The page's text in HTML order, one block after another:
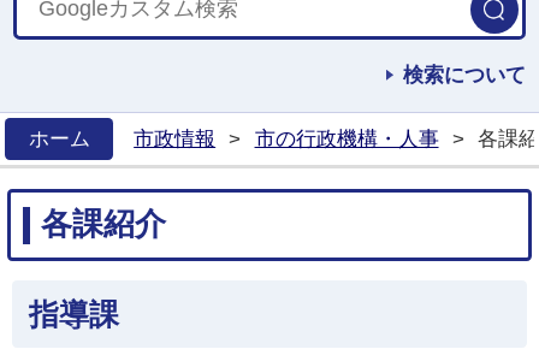
検索について
ホーム
市政情報 > 市の行政機構・人事 > 各課
各課紹介
指導課